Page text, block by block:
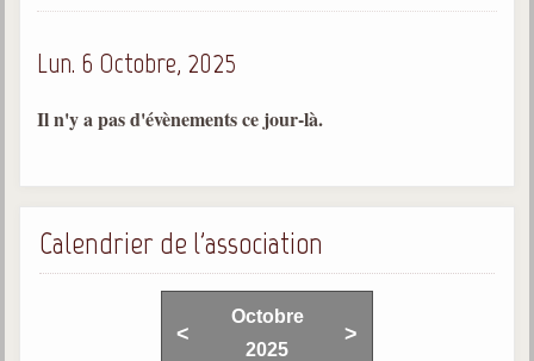
1910-2002
Divaldo Franco
1927-2025
Ouvrages
Lun. 6 Octobre, 2025
Il n'y a pas d'évènements ce jour-là.
Calendrier de l'association
<
Octobre
2025
>